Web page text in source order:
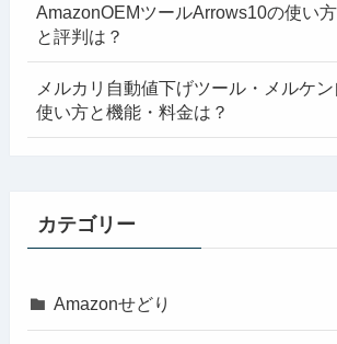
AmazonOEMツールArrows10の使い
と評判は？
メルカリ自動値下げツール・メルケ
使い方と機能・料金は？
カテゴリー
Amazonせどり